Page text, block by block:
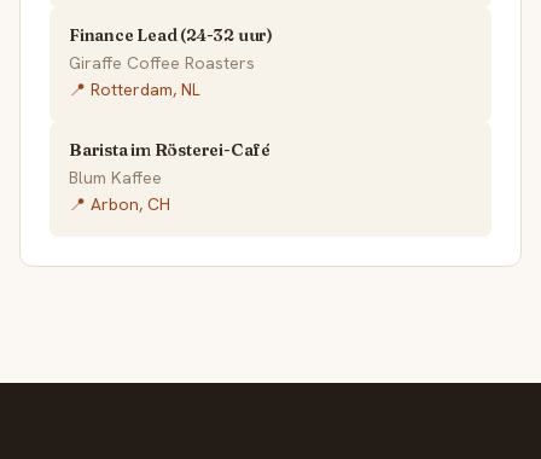
Finance Lead (24-32 uur)
Giraffe Coffee Roasters
📍 Rotterdam, NL
Barista im Rösterei-Café
Blum Kaffee
📍 Arbon, CH